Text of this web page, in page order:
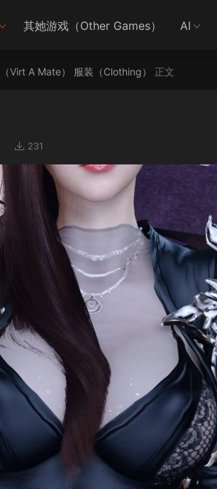
其她游戏（Other Games） AI
Virt A Mate） 服装（Clothing） 正文
231